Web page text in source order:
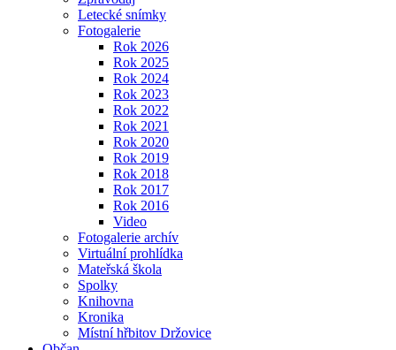
Letecké snímky
Fotogalerie
Rok 2026
Rok 2025
Rok 2024
Rok 2023
Rok 2022
Rok 2021
Rok 2020
Rok 2019
Rok 2018
Rok 2017
Rok 2016
Video
Fotogalerie archív
Virtuální prohlídka
Mateřská škola
Spolky
Knihovna
Kronika
Místní hřbitov Držovice